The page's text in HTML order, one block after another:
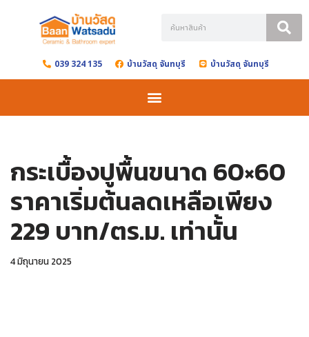
content 039 324 135 บ้านวัสดุ จันทบุรี บ้านวัสดุ จันทบุรี
กระเบื้องปูพื้นขนาด 60×60
ราคาเริ่มต้นลดเหลือเพียง
229 บาท/ตร.ม. เท่านั้น
4 มิถุนายน 2025